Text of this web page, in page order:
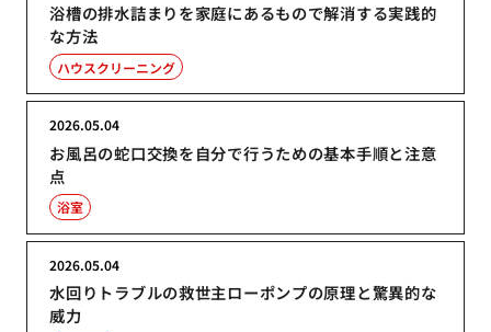
浴槽の排水詰まりを家庭にあるもので解消する実践的
な方法
ハウスクリーニング
お風呂の蛇口交換を自分で行うための基本手順と注意
点
2026.05.04
浴室
水回りトラブルの救世主ローポンプの原理と驚異的な
威力
2026.05.04